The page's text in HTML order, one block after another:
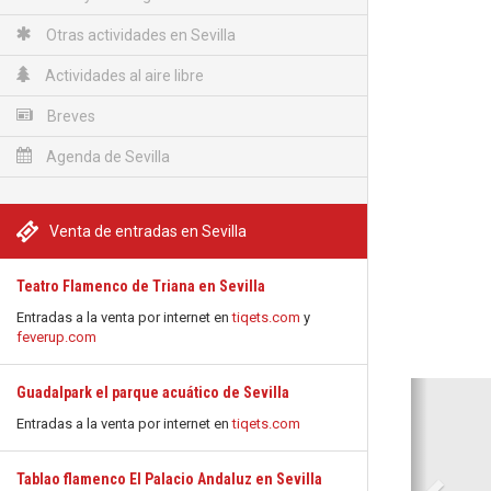
Otras actividades en Sevilla
Actividades al aire libre
Breves
Agenda de Sevilla
Venta de entradas en Sevilla
Teatro Flamenco de Triana en Sevilla
Entradas a la venta por internet entiqets.com y
feverup.com
Guadalpark el parque acuático de Sevilla
Entradas a la venta por internet entiqets.com
Tablao flamenco El Palacio Andaluz en Sevilla